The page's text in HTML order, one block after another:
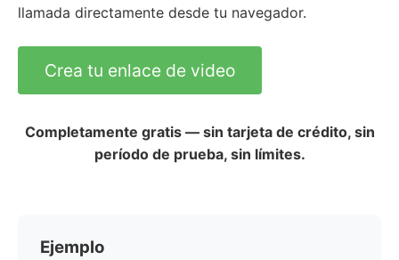
llamada directamente desde tu navegador.
Crea tu enlace de video
Completamente gratis — sin tarjeta de crédito, sin
período de prueba, sin límites.
Ejemplo